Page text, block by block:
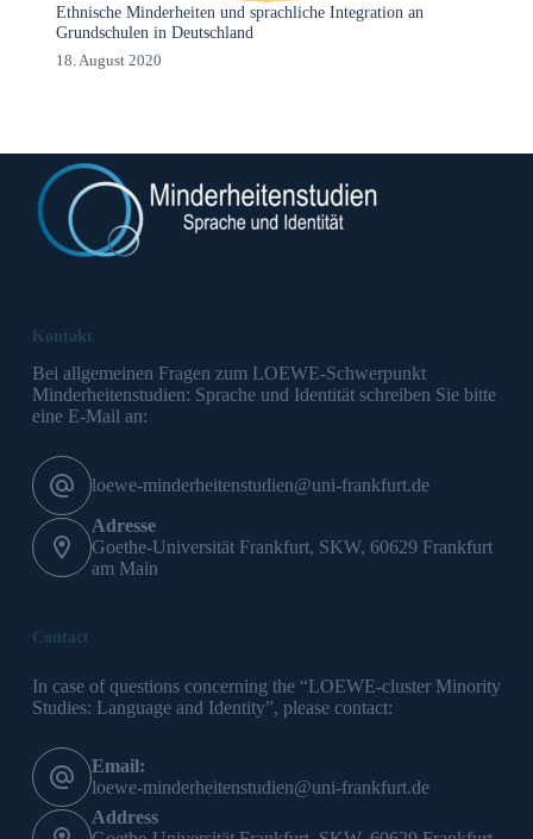
Ethnische Minderheiten und sprachliche Integration an
Grundschulen in Deutschland
18. August 2020
Kontakt
Bei allgemeinen Fragen zum LOEWE-Schwerpunkt
Minderheitenstudien: Sprache und Identität schreiben Sie bitte
eine E-Mail an:
loewe-minderheitenstudien@uni-frankfurt.de
Adresse
Goethe-Universität Frankfurt, SKW, 60629 Frankfurt
am Main
Contact
In case of questions concerning the “LOEWE-cluster Minority
Studies: Language and Identity”, please contact:
Email:
loewe-minderheitenstudien@uni-frankfurt.de
Address